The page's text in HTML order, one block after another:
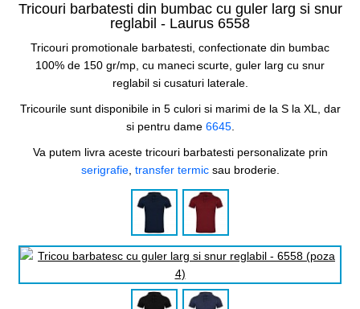
Tricouri barbatesti din bumbac cu guler larg si snur
reglabil - Laurus 6558
Tricouri promotionale barbatesti, confectionate din bumbac
100% de 150 gr/mp, cu maneci scurte, guler larg cu snur
reglabil si cusaturi laterale.
Tricourile sunt disponibile in 5 culori si marimi de la S la XL, dar
si pentru dame 6645.
Va putem livra aceste tricouri barbatesti personalizate prin
serigrafie, transfer termicsau broderie.